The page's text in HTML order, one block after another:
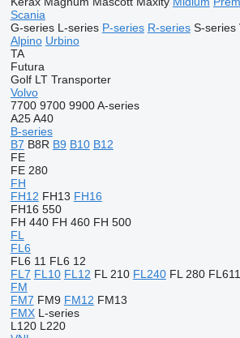
Scania
G-series L-series P-series R-series S-series
Alpino Urbino
TA
Futura
Golf LT Transporter
Volvo
7700 9700 9900 A-series
A25 A40
B-series
B7 B8R B9 B10 B12
FE
FE 280
FH
FH12 FH13 FH16
FH16 550
FH 440 FH 460 FH 500
FL
FL6
FL6 11 FL6 12
FL7 FL10 FL12 FL 210 FL240 FL 280 FL611
FM
FM7 FM9 FM12 FM13
FMX L-series
L120 L220